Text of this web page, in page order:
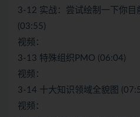
3-12 实战：尝试绘制一下你目
(03:55)
视频：
3-13 特殊组织PMO (06:04)
视频：
3-14 十大知识领域全貌图
视频：